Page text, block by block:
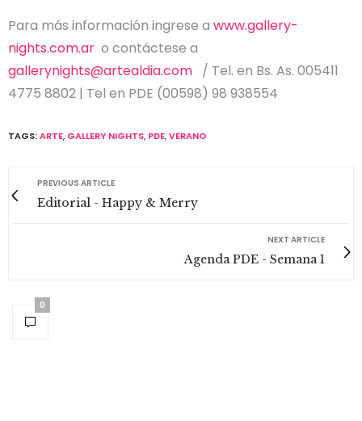
Para más información ingrese a www.gallery-
nights.com.ar o contáctese a
gallerynights@artealdia.com / Tel. en Bs. As. 005411
4775 8802 | Tel en PDE (00598) 98 938554
TAGS:ARTE, GALLERY NIGHTS, PDE,VERANO
PREVIOUS ARTICLE
Editorial - Happy & Merry
NEXT ARTICLE
Agenda PDE - Semana 1
0